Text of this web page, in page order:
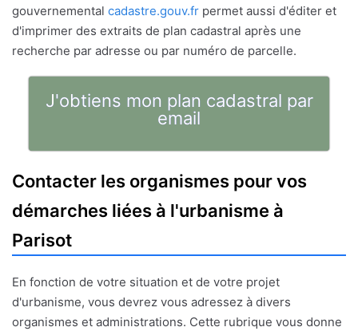
gouvernemental cadastre.gouv.fr permet aussi d'éditer et
d'imprimer des extraits de plan cadastral après une
recherche par adresse ou par numéro de parcelle.
J'obtiens mon plan cadastral par
email
Contacter les organismes pour vos
démarches liées à l'urbanisme à
Parisot
En fonction de votre situation et de votre projet
d'urbanisme, vous devrez vous adressez à divers
organismes et administrations. Cette rubrique vous donne